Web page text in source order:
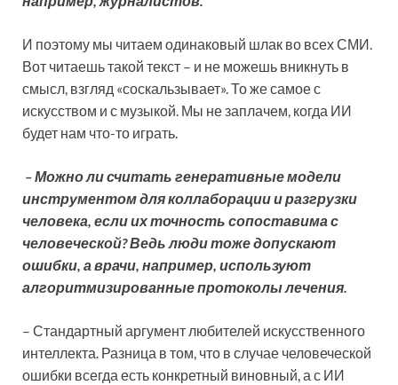
И поэтому мы читаем одинаковый шлак во всех СМИ.
Вот читаешь такой текст – и не можешь вникнуть в
смысл, взгляд «соскальзывает». То же самое с
искусством и с музыкой. Мы не заплачем, когда ИИ
будет нам что-то играть.
– Можно ли считать генеративные модели
инструментом для коллаборации и разгрузки
человека, если их точность сопоставима с
человеческой? Ведь люди тоже допускают
ошибки, а врачи, например, используют
алгоритмизированные протоколы лечения.
– Стандартный аргумент любителей искусственного
интеллекта. Разница в том, что в случае человеческой
ошибки всегда есть конкретный виновный, а с ИИ